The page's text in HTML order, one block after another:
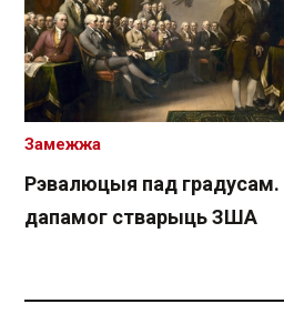
Рэвалюцыя пад градусам.
дапамог стварыць ЗША
Замежжа